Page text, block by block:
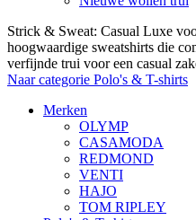
Strick & Sweat: Casual Luxe
hoogwaardige sweatshirts die
verfijnde trui voor een casual
Naar categorie Polo's & T-shirts
Merken
OLYMP
CASAMODA
REDMOND
VENTI
HAJO
TOM RIPLEY